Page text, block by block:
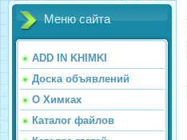
Меню сайта
ADD IN KHIMKI
Доска объявлений
О Химках
Каталог файлов